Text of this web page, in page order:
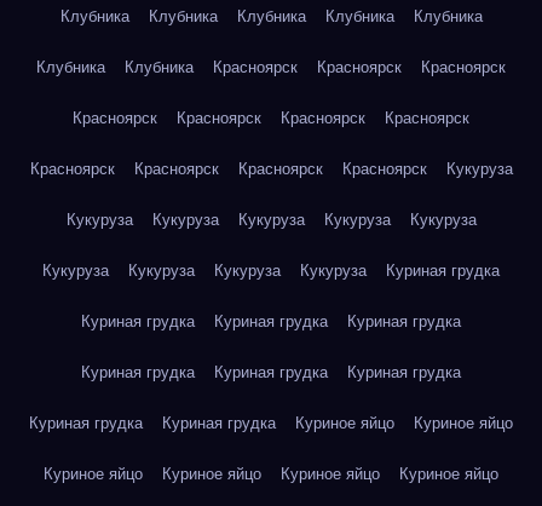
Клубника Клубника Клубника Клубника Клубника
Клубника Клубника Красноярск Красноярск Красноярск
Красноярск Красноярск Красноярск Красноярск
Красноярск Красноярск Красноярск Красноярск Кукуруза
Кукуруза Кукуруза Кукуруза Кукуруза Кукуруза
Кукуруза Кукуруза Кукуруза Кукуруза Куриная грудка
Куриная грудка Куриная грудка Куриная грудка
Куриная грудка Куриная грудка Куриная грудка
Куриная грудка Куриная грудка Куриное яйцо Куриное яйцо
Куриное яйцо Куриное яйцо Куриное яйцо Куриное яйцо